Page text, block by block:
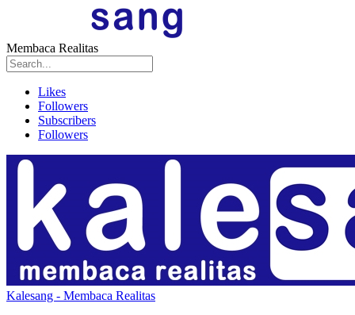
Membaca Realitas
Likes
Followers
Subscribers
Followers
Kalesang - Membaca Realitas